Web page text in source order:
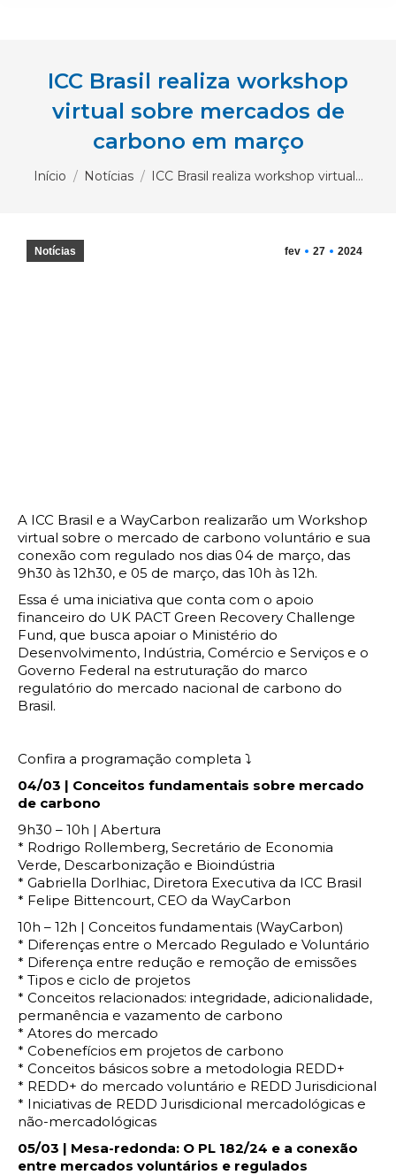
ICC Brasil realiza workshop
virtual sobre mercados de
carbono em março
Início Notícias ICC Brasil realiza workshop virtual…
fev 27 2024
Notícias
A ICC Brasil e a WayCarbon realizarão um Workshop
virtual sobre o mercado de carbono voluntário e sua
conexão com regulado nos dias 04 de março, das
9h30 às 12h30, e 05 de março, das 10h às 12h.
Essa é uma iniciativa que conta com o apoio
financeiro do UK PACT Green Recovery Challenge
Fund, que busca apoiar o Ministério do
Desenvolvimento, Indústria, Comércio e Serviços e o
Governo Federal na estruturação do marco
regulatório do mercado nacional de carbono do
Brasil.
Confira a programação completa ⤵️
04/03 | Conceitos fundamentais sobre mercado
de carbono
9h30 – 10h | Abertura
* Rodrigo Rollemberg, Secretário de Economia
Verde, Descarbonização e Bioindústria
* Gabriella Dorlhiac, Diretora Executiva da ICC Brasil
* Felipe Bittencourt, CEO da WayCarbon
10h – 12h | Conceitos fundamentais (WayCarbon)
* Diferenças entre o Mercado Regulado e Voluntário
* Diferença entre redução e remoção de emissões
* Tipos e ciclo de projetos
* Conceitos relacionados: integridade, adicionalidade,
permanência e vazamento de carbono
* Atores do mercado
* Cobenefícios em projetos de carbono
* Conceitos básicos sobre a metodologia REDD+
* REDD+ do mercado voluntário e REDD Jurisdicional
* Iniciativas de REDD Jurisdicional mercadológicas e
não-mercadológicas
05/03 | Mesa-redonda: O PL 182/24 e a conexão
entre mercados voluntários e regulados